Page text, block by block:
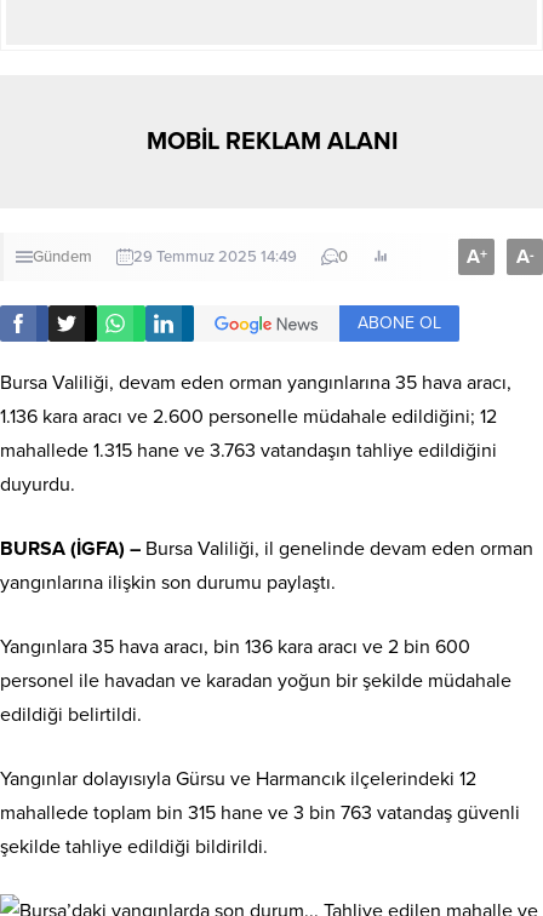
MOBİL REKLAM ALANI
Gündem 29 Temmuz 2025 14:49 0 A+ A-
ABONE OL
Bursa Valiliği, devam eden orman yangınlarına 35 hava aracı,
1.136 kara aracı ve 2.600 personelle müdahale edildiğini; 12
mahallede 1.315 hane ve 3.763 vatandaşın tahliye edildiğini
duyurdu.
BURSA (İGFA) – Bursa Valiliği, il genelinde devam eden orman
yangınlarına ilişkin son durumu paylaştı.
Yangınlara 35 hava aracı, bin 136 kara aracı ve 2 bin 600
personel ile havadan ve karadan yoğun bir şekilde müdahale
edildiği belirtildi.
Yangınlar dolayısıyla Gürsu ve Harmancık ilçelerindeki 12
mahallede toplam bin 315 hane ve 3 bin 763 vatandaş güvenli
şekilde tahliye edildiği bildirildi.